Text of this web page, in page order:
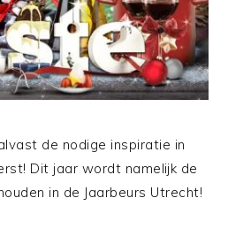
de nodige inspiratie in
Dit jaar wordt namelijk de
in de Jaarbeurs Utrecht!